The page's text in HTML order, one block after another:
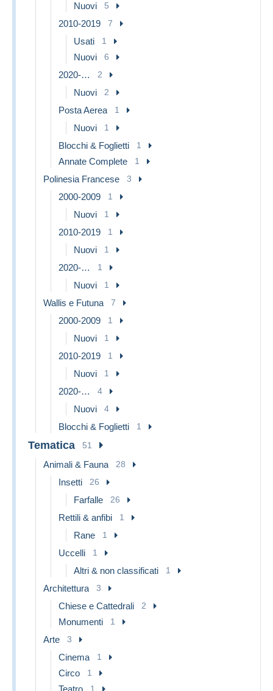
Nuovi 5
2010-2019 7
Usati 1
Nuovi 6
2020-… 2
Nuovi 2
Posta Aerea 1
Nuovi 1
Blocchi & Foglietti 1
Annate Complete 1
Polinesia Francese 3
2000-2009 1
Nuovi 1
2010-2019 1
Nuovi 1
2020-… 1
Nuovi 1
Wallis e Futuna 7
2000-2009 1
Nuovi 1
2010-2019 1
Nuovi 1
2020-… 4
Nuovi 4
Blocchi & Foglietti 1
Tematica 51
Animali & Fauna 28
Insetti 26
Farfalle 26
Rettili & anfibi 1
Rane 1
Uccelli 1
Altri & non classificati 1
Architettura 3
Chiese e Cattedrali 2
Monumenti 1
Arte 3
Cinema 1
Circo 1
1